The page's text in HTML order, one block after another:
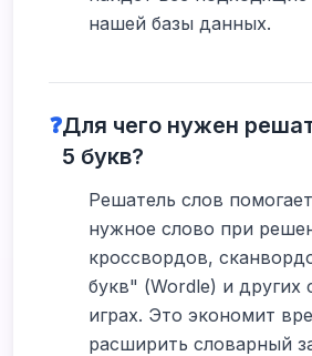
нашей базы данных.
❓Для чего нужен
5 букв?
Решатель слов
нужное слово при
кроссвордов,
букв" (Wordle) и других
играх. Это экономит
расширить словарный